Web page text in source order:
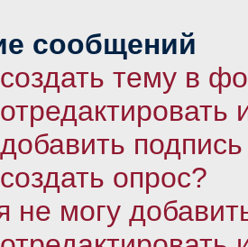
сообщений
тему в
опрос?
не могу